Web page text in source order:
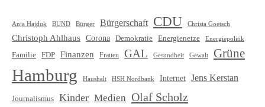
Anja Hajduk BUND Bürger Bürgerschaft CDU Christa Goetsch
Christoph Ahlhaus Corona Demokratie Energienetze Energiepolitik
Familie FDP Finanzen Frauen GAL Gesundheit Gewalt Grüne
Hamburg Haushalt HSH Nordbank Internet Jens Kerstan
Journalismus Kinder Medien Olaf Scholz